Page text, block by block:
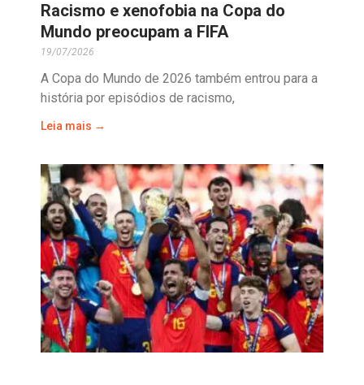
Racismo e xenofobia na Copa do
Mundo preocupam a FIFA
19/07/2026
A Copa do Mundo de 2026 também entrou para a
história por episódios de racismo,
Leia mais →